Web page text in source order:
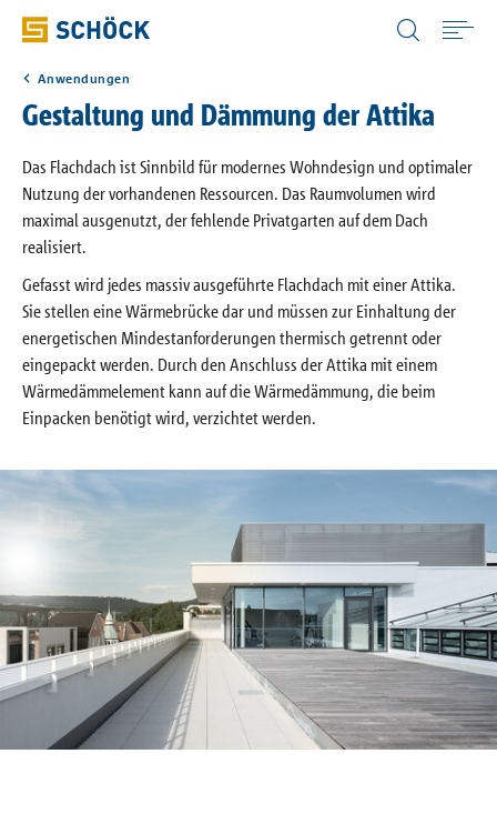
Anwendungen
Produkte
Downloads
Digitale Lösungen
Referenzen
Kontakt
Austria (AT) Deutsch
Anwendungen
Gestaltung und Dämmung der Attika
Das Flachdach ist Sinnbild für modernes Wohndesign und optimaler
Nutzung der vorhandenen Ressourcen. Das Raumvolumen wird
maximal ausgenutzt, der fehlende Privatgarten auf dem Dach
realisiert.
Gefasst wird jedes massiv ausgeführte Flachdach mit einer Attika.
Sie stellen eine Wärmebrücke dar und müssen zur Einhaltung der
energetischen Mindestanforderungen thermisch getrennt oder
eingepackt werden. Durch den Anschluss der Attika mit einem
Wärmedämmelement kann auf die Wärmedämmung, die beim
Einpacken benötigt wird, verzichtet werden.